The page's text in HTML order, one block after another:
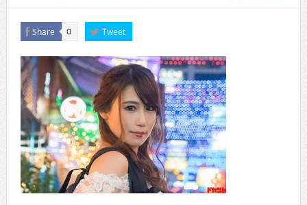
Share 0 Tweet